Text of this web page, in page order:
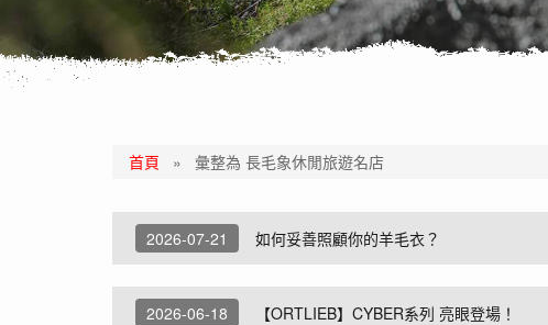
首頁 » 彙整為 長毛象休閒旅遊名店
2026-07-21 如何妥善照顧你的羊毛衣？
2026-06-18 【ORTLIEB】CYBER系列 亮眼登場！